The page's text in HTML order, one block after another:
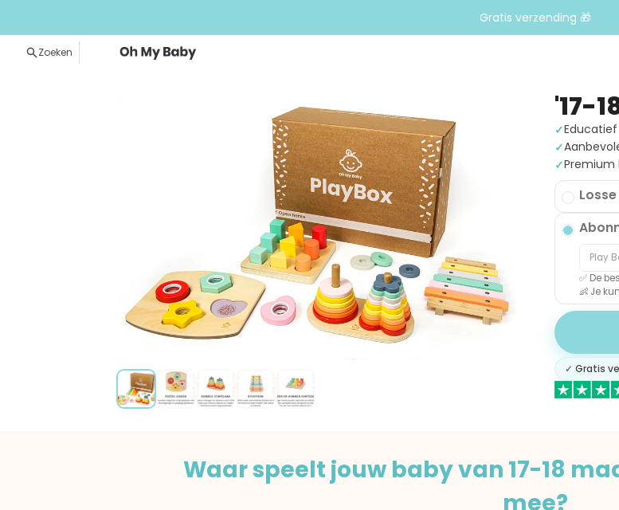
Gratis verzending 🎁
Zoeken
'17-
Premium
✅ De
👶 Je
✓ Gratis
Waar speelt jouw baby van 17-18
mee?